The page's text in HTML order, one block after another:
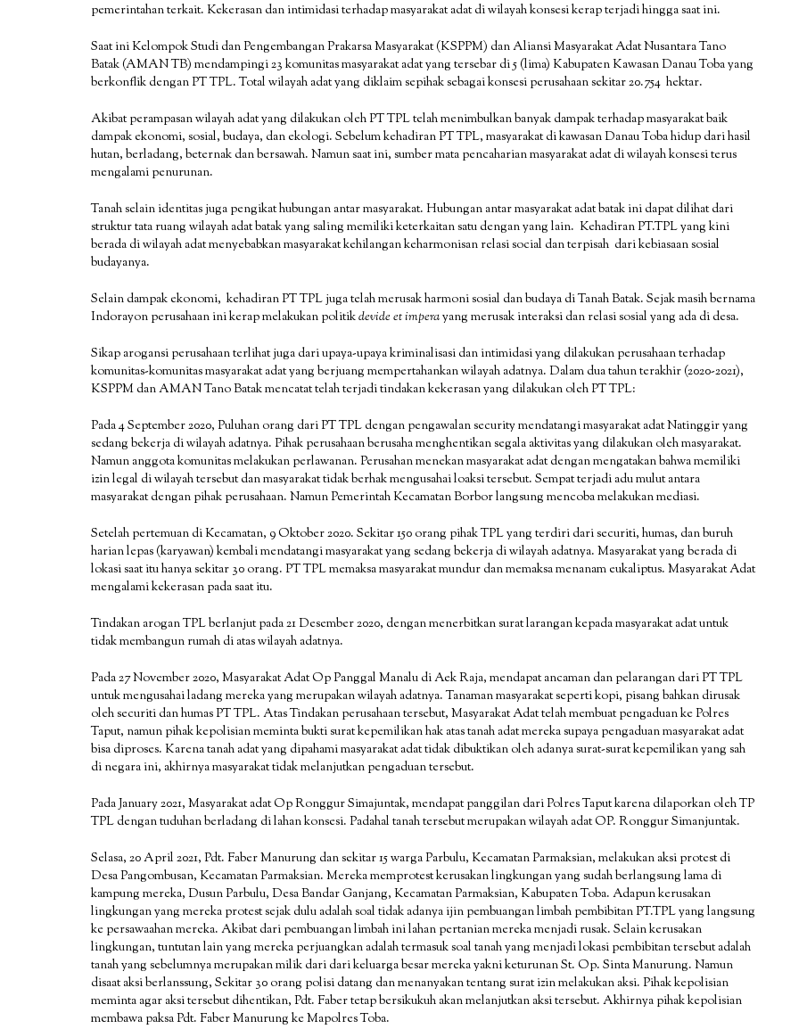
pemerintahan terkait. Kekerasan dan intimidasi terhadap masyarakat adat di wilayah konsesi kerap terjadi hingga saat ini.
Saat ini Kelompok Studi dan Pengembangan Prakarsa Masyarakat (KSPPM) dan Aliansi Masyarakat Adat Nusantara Tano
Batak (AMAN TB) mendampingi 23 komunitas masyarakat adat yang tersebar di 5 (lima) Kabupaten Kawasan Danau Toba yang
berkonflik dengan PT TPL. Total wilayah adat yang diklaim sepihak sebagai konsesi perusahaan sekitar 20.754 hektar.
Akibat perampasan wilayah adat yang dilakukan oleh PT TPL telah menimbulkan banyak dampak terhadap masyarakat baik
dampak ekonomi, sosial, budaya, dan ekologi. Sebelum kehadiran PT TPL, masyarakat di kawasan Danau Toba hidup dari hasil
hutan, berladang, beternak dan bersawah. Namun saat ini, sumber mata pencaharian masyarakat adat di wilayah konsesi terus
mengalami penurunan.
Tanah selain identitas juga pengikat hubungan antar masyarakat. Hubungan antar masyarakat adat batak ini dapat dilihat dari
struktur tata ruang wilayah adat batak yang saling memiliki keterkaitan satu dengan yang lain. Kehadiran PT.TPL yang kini
berada di wilayah adat menyebabkan masyarakat kehilangan keharmonisan relasi social dan terpisah dari kebiasaan sosial
budayanya.
Selain dampak ekonomi, kehadiran PT TPL juga telah merusak harmoni sosial dan budaya di Tanah Batak. Sejak masih bernama
Indorayon perusahaan ini kerap melakukan politikdevide et imperayang merusak interaksi dan relasi sosial yang ada di desa.
Sikap arogansi perusahaan terlihat juga dari upaya-upaya kriminalisasi dan intimidasi yang dilakukan perusahaan terhadap
komunitas-komunitas masyarakat adat yang berjuang mempertahankan wilayah adatnya. Dalam dua tahun terakhir (2020-2021),
KSPPM dan AMAN Tano Batak mencatat telah terjadi tindakan kekerasan yang dilakukan oleh PT TPL:
Pada 4 September 2020, Puluhan orang dari PT TPL dengan pengawalan security mendatangi masyarakat adat Natinggir yang
sedang bekerja di wilayah adatnya. Pihak perusahaan berusaha menghentikan segala aktivitas yang dilakukan oleh masyarakat.
Namun anggota komunitas melakukan perlawanan. Perusahan menekan masyarakat adat dengan mengatakan bahwa memiliki
izin legal di wilayah tersebut dan masyarakat tidak berhak mengusahai loaksi tersebut. Sempat terjadi adu mulut antara
masyarakat dengan pihak perusahaan. Namun Pemerintah Kecamatan Borbor langsung mencoba melakukan mediasi.
Setelah pertemuan di Kecamatan, 9 Oktober 2020. Sekitar 150 orang pihak TPL yang terdiri dari securiti, humas, dan buruh
harian lepas (karyawan) kembali mendatangi masyarakat yang sedang bekerja di wilayah adatnya. Masyarakat yang berada di
lokasi saat itu hanya sekitar 30 orang. PT TPL memaksa masyarakat mundur dan memaksa menanam eukaliptus. Masyarakat Adat
mengalami kekerasan pada saat itu.
Tindakan arogan TPL berlanjut pada 21 Desember 2020, dengan menerbitkan surat larangan kepada masyarakat adat untuk
tidak membangun rumah di atas wilayah adatnya.
Pada 27 November 2020, Masyarakat Adat Op Panggal Manalu di Aek Raja, mendapat ancaman dan pelarangan dari PT TPL
untuk mengusahai ladang mereka yang merupakan wilayah adatnya. Tanaman masyarakat seperti kopi, pisang bahkan dirusak
oleh securiti dan humas PT TPL. Atas Tindakan perusahaan tersebut, Masyarakat Adat telah membuat pengaduan ke Polres
Taput, namun pihak kepolisian meminta bukti surat kepemilikan hak atas tanah adat mereka supaya pengaduan masyarakat adat
bisa diproses. Karena tanah adat yang dipahami masyarakat adat tidak dibuktikan oleh adanya surat-surat kepemilikan yang sah
di negara ini, akhirnya masyarakat tidak melanjutkan pengaduan tersebut.
Pada January 2021, Masyarakat adat Op Ronggur Simajuntak, mendapat panggilan dari Polres Taput karena dilaporkan oleh TP
TPL dengan tuduhan berladang di lahan konsesi. Padahal tanah tersebut merupakan wilayah adat OP. Ronggur Simanjuntak.
Selasa, 20 April 2021, Pdt. Faber Manurung dan sekitar 15 warga Parbulu, Kecamatan Parmaksian, melakukan aksi protest di
Desa Pangombusan, Kecamatan Parmaksian. Mereka memprotest kerusakan lingkungan yang sudah berlangsung lama di
kampung mereka, Dusun Parbulu, Desa Bandar Ganjang, Kecamatan Parmaksian, Kabupaten Toba. Adapun kerusakan
lingkungan yang mereka protest sejak dulu adalah soal tidak adanya ijin pembuangan limbah pembibitan PT.TPL yang langsung
ke persawaahan mereka. Akibat dari pembuangan limbah ini lahan pertanian mereka menjadi rusak. Selain kerusakan
lingkungan, tuntutan lain yang mereka perjuangkan adalah termasuk soal tanah yang menjadi lokasi pembibitan tersebut adalah
tanah yang sebelumnya merupakan milik dari dari keluarga besar mereka yakni keturunan St. Op. Sinta Manurung. Namun
disaat aksi berlanssung, Sekitar 30 orang polisi datang dan menanyakan tentang surat izin melakukan aksi. Pihak kepolisian
meminta agar aksi tersebut dihentikan, Pdt. Faber tetap bersikukuh akan melanjutkan aksi tersebut. Akhirnya pihak kepolisian
membawa paksa Pdt. Faber Manurung ke Mapolres Toba.